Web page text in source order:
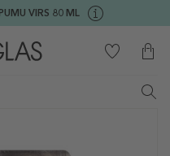
VIRS 80 ML